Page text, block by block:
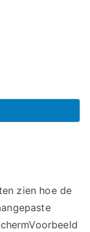
zien hoe de